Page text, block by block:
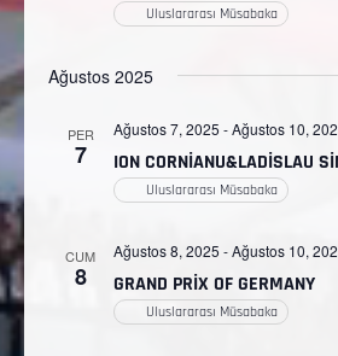
Uluslararası Müsabaka
Ağustos 2025
PER
7 ION CORNİANU&LADİSLAU
Ağustos 7, 2025 -Ağustos 10,
Uluslararası Müsabaka
CUM
8 GRAND PRİX OF GERMANY
Ağustos 8, 2025 -Ağustos 10,
Uluslararası Müsabaka